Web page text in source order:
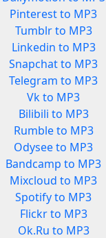
Pinterest to MP3
Tumblr to MP3
Linkedin to MP3
Snapchat to MP3
Telegram to MP3
Vk to MP3
Bilibili to MP3
Rumble to MP3
Odysee to MP3
Bandcamp to MP3
Mixcloud to MP3
Spotify to MP3
Flickr to MP3
Ok.Ru to MP3